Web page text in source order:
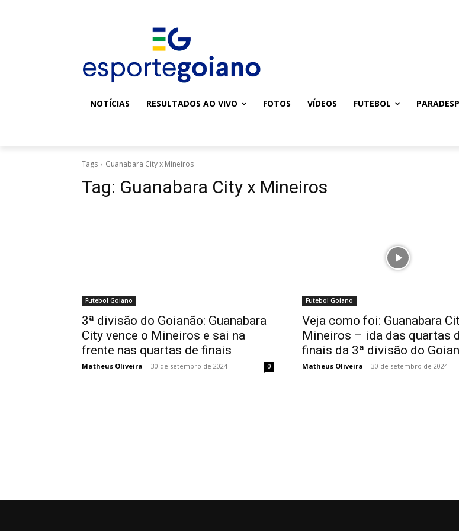
NOTÍCIAS RESULTADOS AO VIVO FOTOS VÍDEOS FUTEBOL
Tags Guanabara City x Mineiros
Tag: Guanabara City x Mineiros
Futebol Goiano
3ª divisão do Goianão: Guanabara
City vence o Mineiros e sai na
frente nas quartas de finais
Matheus Oliveira - 30 de setembro de 2024 0
Futebol Goiano
Veja como foi: Guanabara
Mineiros – ida das quartas
finais da 3ª divisão do
Matheus Oliveira - 30 de setembro de 2024